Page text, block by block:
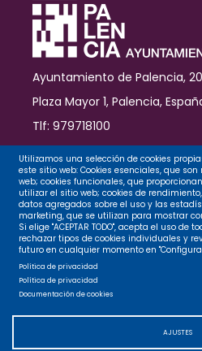
del
incendio
de
Ayuntamiento de Palencia,
Plaza Mayor 1, Palencia,
Tlf: 979718100
Contacto
Legal
Privacidad
Utilizamos una selección de cookies
este sitio web: Cookies esenciales, que
web; cookies funcionales, que
utilizar el sitio web; cookies de
datos agregados sobre el uso y las
marketing, que se utilizan para mostrar
Si elige "ACEPTAR TODO", acepta el uso
rechazar tipos de cookies individuales y
futuro en cualquier momento en
Política de privacidad
Política de privacidad
Documentación de cookies
AJUSTES